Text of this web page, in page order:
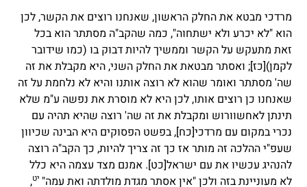
מרדכי מבטא את החלק הראשון, שאנחנו רוצים את הקשר, לכן
הוא "לא יכרע ולא ישתחוה", כמה שהקב"ה מסתתר הוא בכל
זאת מתעקש על הקשר וממשיך להיות דבוק בו (כמו שידובר
לקמן)[כז]; ואסתר מבטאת את החלק השני, היא מקבלת את זה
שה' מסתתר ואומר שהוא לא רוצה אותנו והיא לא נלחמת על זה
שאנחנו כן רוצים אותו, לכן היא לא מוסרת את נפשה ע"מ שלא
תינתן לאחשוורוש ומקבלת את זה שה' רוצה שהיא תהיה עם
נכרי במקום עם מרדכי[כח], בפשט הפסוקים היא הבינה שכיוון
שעפ"י ההלכה זה מותר אז כך זה צריך להיות, כך הקב"ה רוצה
להנהיג עכשיו את עם ישראל[כט]. אמנם מצד עצמה היא כלל
לא מעוניינת בזה ולכן "אין אסתר מגדת מולדתה ואת עמה" יט,